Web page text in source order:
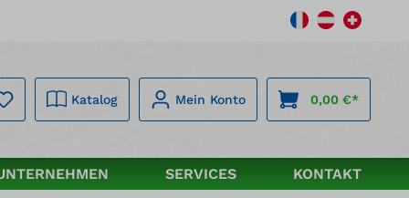
Katalog Mein Konto 0,00 €*
SERVICES KONTAKT